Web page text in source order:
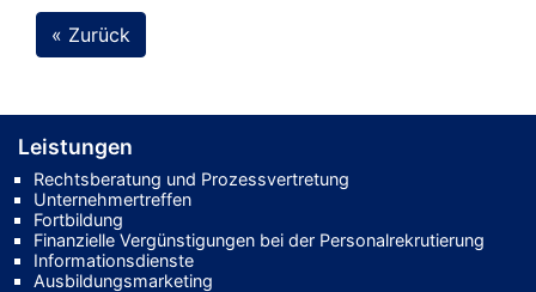
« Zurück
Leistungen
Rechtsberatung und Prozessvertretung
Unternehmertreffen
Fortbildung
Finanzielle Vergünstigungen bei der Personalrekrutierung
Informationsdienste
Ausbildungsmarketing